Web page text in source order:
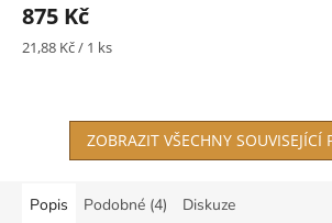
produktu
je
4,3
hvězdiček.
875 Kč
Měrná
21,88 Kč / 1 ks
ZOBRAZIT VŠECHNY SOUVISEJÍCÍ
Popis Podobné (4) Diskuze